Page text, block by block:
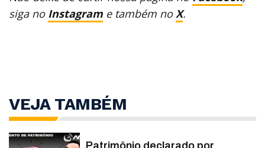
siga no Instagram e também noX.
VEJA TAMBÉM